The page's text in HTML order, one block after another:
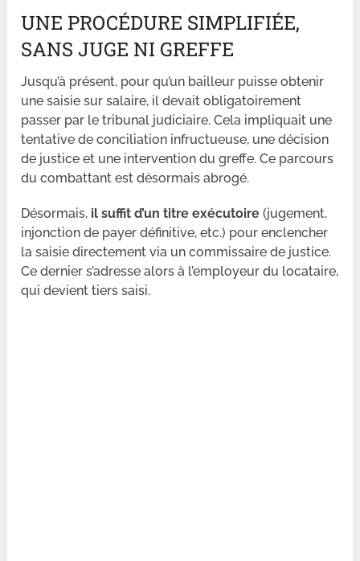
UNE PROCÉDURE SIMPLIFIÉE,
SANS JUGE NI GREFFE
Jusqu’à présent, pour qu’un bailleur puisse obtenir
une saisie sur salaire, il devait obligatoirement
passer par le tribunal judiciaire. Cela impliquait une
tentative de conciliation infructueuse, une décision
de justice et une intervention du greffe. Ce parcours
du combattant est désormais abrogé.
Désormais, il suffit d’un titre exécutoire (jugement,
injonction de payer définitive, etc.) pour enclencher
la saisie directement via un commissaire de justice.
Ce dernier s’adresse alors à l’employeur du locataire,
qui devient tiers saisi.